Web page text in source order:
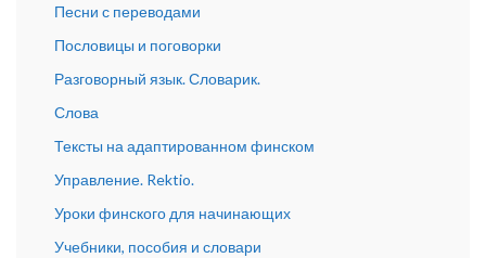
Песни с переводами
Пословицы и поговорки
Разговорный язык. Словарик.
Слова
Тексты на адаптированном финском
Управление. Rektio.
Уроки финского для начинающих
Учебники, пособия и словари